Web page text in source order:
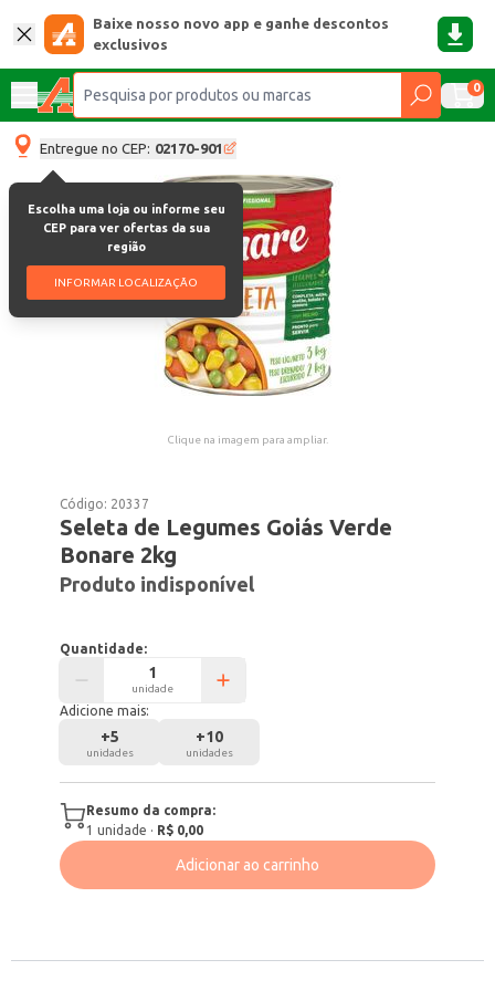
Baixe nosso novo app e ganhe descontos
exclusivos
0
Entregue no CEP: 02170-901
Escolha uma loja ou informe seu
CEP para ver ofertas da sua
região
INFORMAR LOCALIZAÇÃO
Clique na imagem para ampliar.
Código: 20337
Seleta de Legumes Goiás Verde
Bonare 2kg
Produto indisponível
Quantidade:
unidade
Adicione mais:
+5
unidades
+10
unidades
Resumo da compra:
1 unidade · R$ 0,00
Adicionar ao carrinho